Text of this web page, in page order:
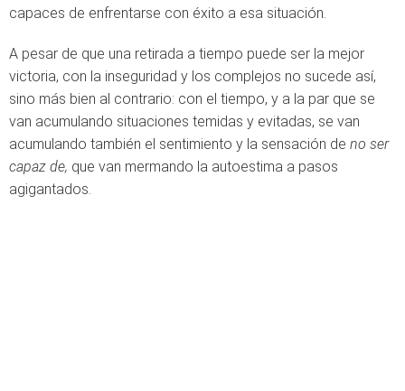
capaces de enfrentarse con éxito a esa situación.
A pesar de que una retirada a tiempo puede ser la mejor
victoria, con la inseguridad y los complejos no sucede así,
sino más bien al contrario: con el tiempo, y a la par que se
van acumulando situaciones temidas y evitadas, se van
acumulando también el sentimiento y la sensación de no ser
capaz de, que van mermando la autoestima a pasos
agigantados.